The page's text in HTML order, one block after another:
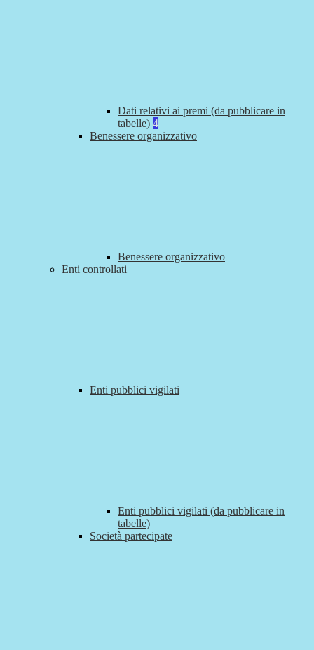
Dati relativi ai premi (da pubblicare in
tabelle) 4
Benessere organizzativo
Benessere organizzativo
Enti controllati
Enti pubblici vigilati
Enti pubblici vigilati (da pubblicare in
tabelle)
Società partecipate